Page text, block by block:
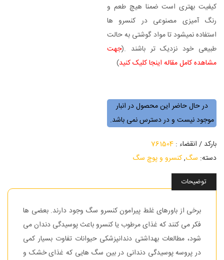
کیفیت بهتری است ضمنا هیچ طعم و
رنگ آمیزی مصنوعی در کنسرو ها
استفاده نمیشود تا مواد گوشتی به حالت
طبیعی خود نزدیک تر باشند .(جهت
مشاهده کامل مقاله اینجا کلیک کنید)
در حال حاضر این محصول در انبار
موجود نیست و در دسترس نمی باشد.
بارکد / انقضاء :761504
دسته: سگ,کنسرو و پوچ سگ
توضیحات
برخی از باورهای غلط پیرامون کنسرو سگ وجود دارند. بعضی ها
فکر می کنند که غذای مرطوب یا کنسرو باعث پوسیدگی دندان می
شود، مطالعات بهداشتی دندانپزشکی حیوانات تفاوت بسیار کمی
در پروسه پوسیدگی دندانی در بین سگ هایی که غذای خشک و